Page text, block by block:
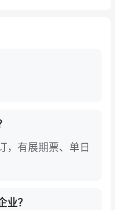
件、建筑五金、
别广泛应用于各个
组装和建筑等。
个国际展团亮相，
国台湾，凸显了越
，促进协作，构建
品牌区”和特色产
，有展期票、单日
业？